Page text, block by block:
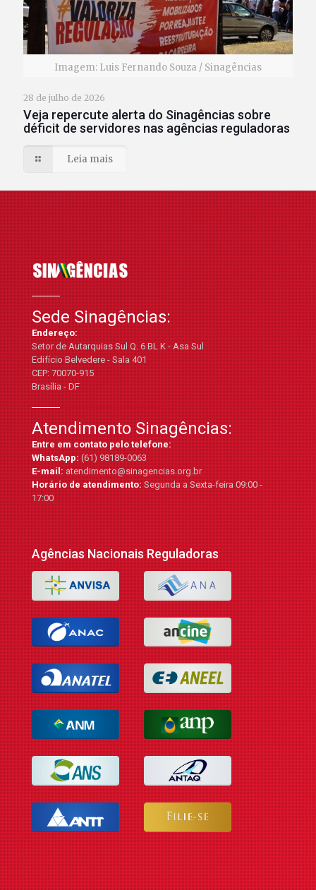
Imagem: Luis Fernando Souza / Sinagências
28 de julho de 2026
Veja repercute alerta do Sinagências sobre
déficit de servidores nas agências reguladoras
Leia mais
Sede Sinagências:
Endereço:
Setor de Autarquias Sul Q. 6 BL K - Asa Sul
Edifício Belvedere - Sala 401
CEP: 70070-915
Brasília - DF
Atendimento Sinagências:
Entre em contato pelo telefone:
WhatsApp:(61) 98189-0063
E-mail:atendimento@sinagencias.org.br
Horário de atendimento:Segunda a Sexta-feira 09:00 -
17:00
Agências Nacionais Reguladoras